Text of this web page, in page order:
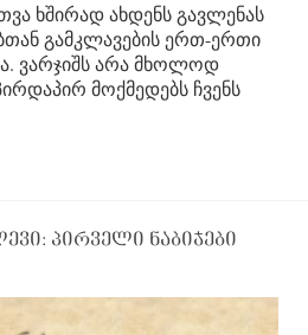
ხშირად ახდენს გავლენას
გამკლავების ერთ-ერთი
ვარჯიშს არა მხოლოდ
მოქმედებს ჩვენს
პირველი ნაბიჯები